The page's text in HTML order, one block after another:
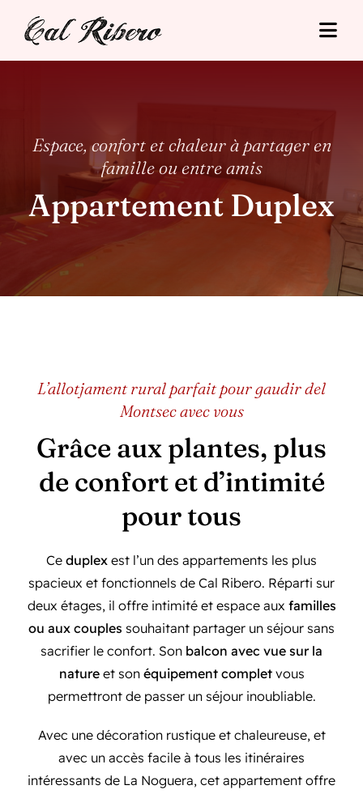
Tarifs
Espace, confort et chaleur à partager en
famille ou entre amis
Appartement Duplex
L’allotjament rural parfait pour gaudir del
Montsec avec vous
Grâce aux plantes, plus
de confort et d’intimité
pour tous
Ce duplex est l’un des appartements les plus
spacieux et fonctionnels de Cal Ribero. Réparti sur
deux étages, il offre intimité et espace aux familles
ou aux couples souhaitant partager un séjour sans
sacrifier le confort. Son balcon avec vue sur la
natureet sonéquipement completvous
permettront de passer un séjour inoubliable.
Avec une décoration rustique et chaleureuse, et
avec un accès facile à tous les itinéraires
intéressants de La Noguera, cet appartement offre